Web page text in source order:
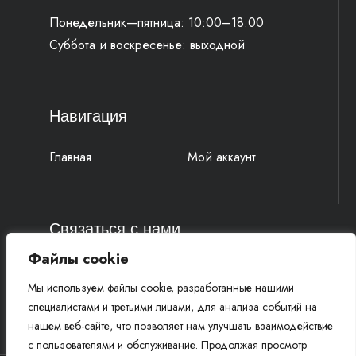
Файлы cookie
Мы используем файлы cookie, разработанные нашими
специалистами и третьими лицами, для анализа событий на
нашем веб-сайте, что позволяет нам улучшать взаимодействие
с пользователями и обслуживание. Продолжая просмотр
Понедельник—пятница: 10:00–18:00
Суббота и воскресенье: выходной
Навигация
Главная Мой аккаунт
Связаться с нами
4k-parts@mail.ru
+7 (977) 777 91 19 Василий
+7 (961) 815 52 58 Михаил